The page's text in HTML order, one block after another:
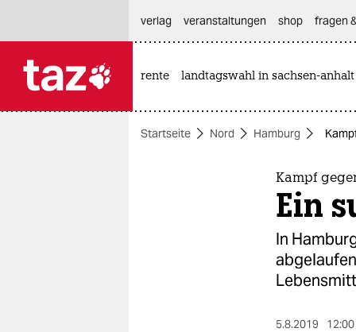
themen
verlag
veranstaltungen shop fragen
rente landtagswahl in sachsen-anhalt
Startseite Nord Hamburg
Kampf
Ein
In
5.8.2019